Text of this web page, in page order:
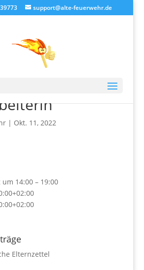
support@alte-feuerwehr.de
| Okt. 11, 2022
14:00 – 19:00
Elternzettel